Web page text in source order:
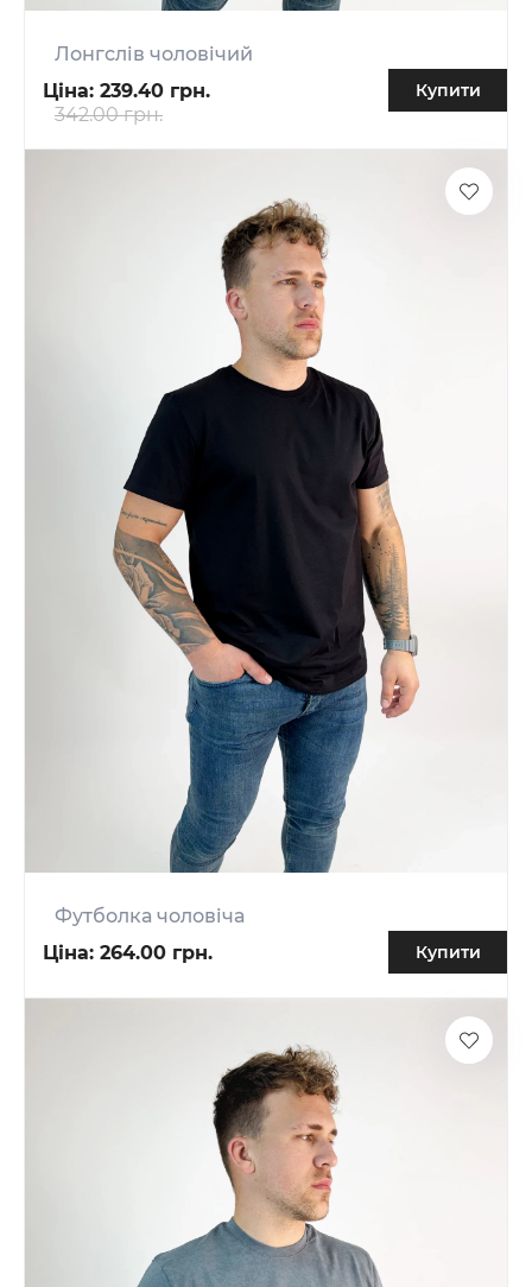
Лонгслів чоловічий
Ціна: 239.40 грн.
342.00 грн.
Купити
Футболка чоловіча
Ціна: 264.00 грн. Купити